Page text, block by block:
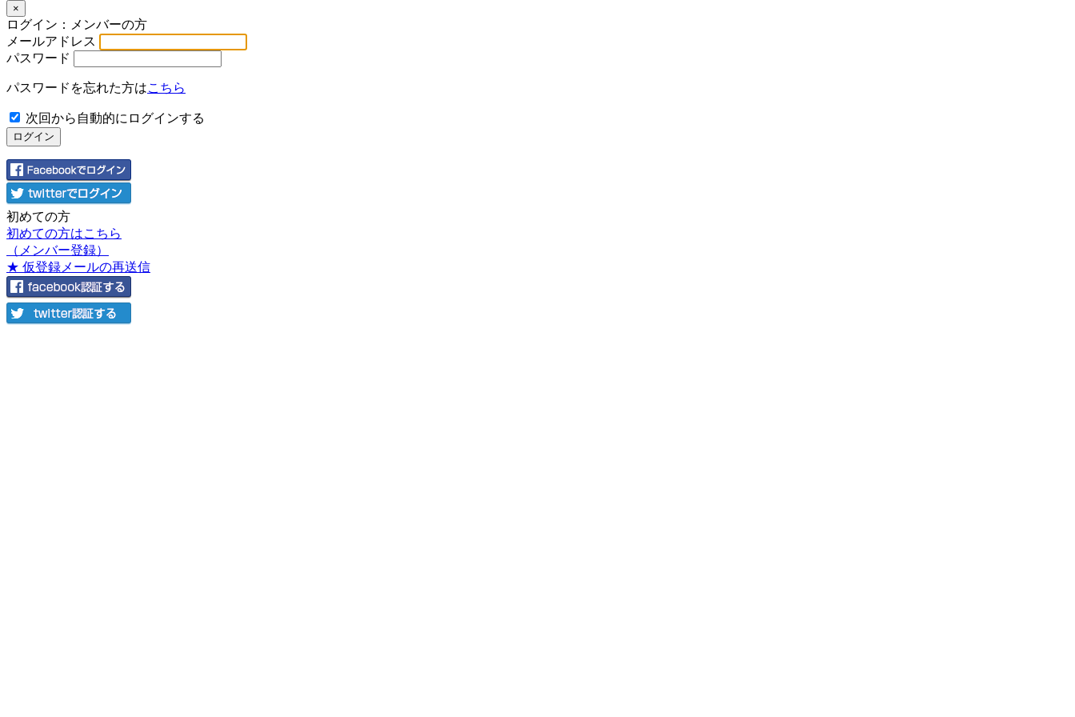
×
ログイン：メンバーの方
メールアドレス
パスワード
パスワードを忘れた方はこちら
次回から自動的にログインする
初めての方
初めての方はこちら
（メンバー登録）
★ 仮登録メールの再送信